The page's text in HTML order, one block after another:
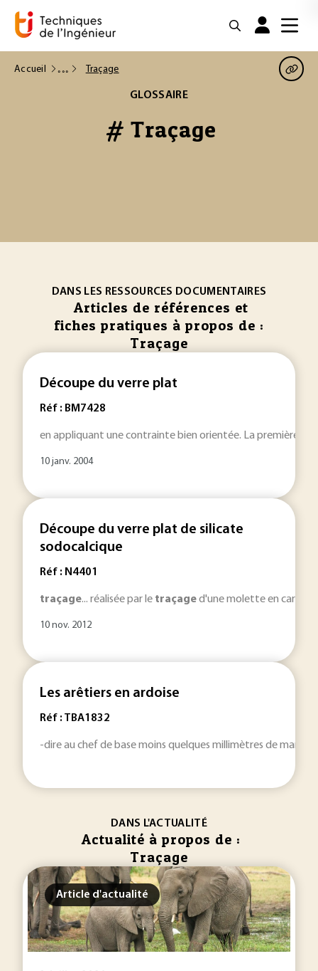
Accueil Traçage
GLOSSAIRE
# Traçage
DANS LES RESSOURCES DOCUMENTAIRES
Articles de références et
fiches pratiques à propos de :
Traçage
Découpe du verre plat
Réf : BM7428
en appliquant une contrainte bien orientée. La première
10 janv. 2004
Découpe du verre plat de silicate
sodocalcique
Réf : N4401
traçage... réalisée par le traçaged'une molette en carbure
10 nov. 2012
Les arêtiers en ardoise
Réf : TBA1832
-dire au chef de base moins quelques millimètres de
DANS L'ACTUALITÉ
Actualité à propos de :
Traçage
Article d'actualité